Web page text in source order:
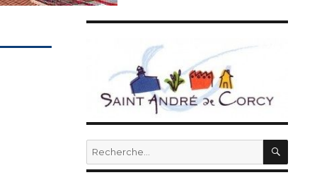
Recherche
pour :